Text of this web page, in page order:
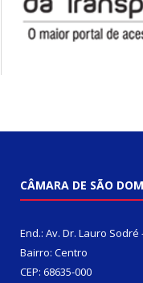
CÂMARA DE SÃO
End.: Av. Dr. Lauro Sodré
Bairro: Centro
CEP: 68635-000